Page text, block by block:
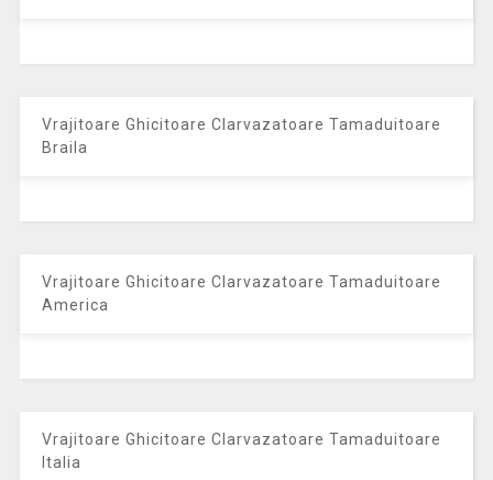
Vrajitoare Ghicitoare Clarvazatoare Tamaduitoare
Braila
Vrajitoare Ghicitoare Clarvazatoare Tamaduitoare
America
Vrajitoare Ghicitoare Clarvazatoare Tamaduitoare
Italia